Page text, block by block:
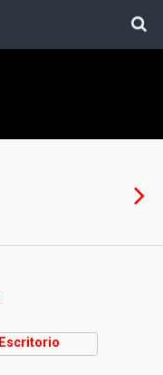
Escritorio